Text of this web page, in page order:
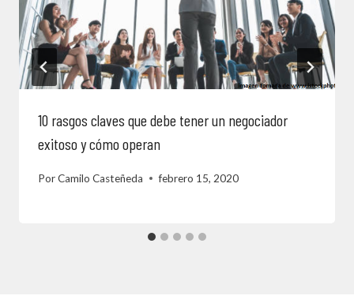
10 rasgos claves que debe tener un negociador
exitoso y cómo operan
PorCamilo Casteñeda febrero 15, 2020